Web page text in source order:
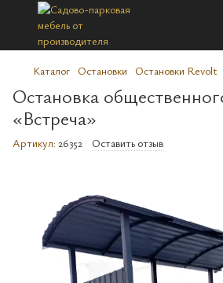
Каталог Остановки Остановки Revolt
Остановка
«Встреча»
Артикул: 26352 Оставить отзыв